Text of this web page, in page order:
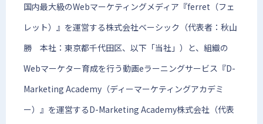
国内最大級のWebマーケティングメディア『ferret（フェ
レット）』を運営する株式会社ベーシック（代表者：秋山
勝 本社：東京都千代田区、以下「当社」）と、組織の
Webマーケター育成を行う動画eラーニングサービス『D-
Marketing Academy（ディーマーケティングアカデミ
ー）』を運営するD-Marketing Academy株式会社（代表